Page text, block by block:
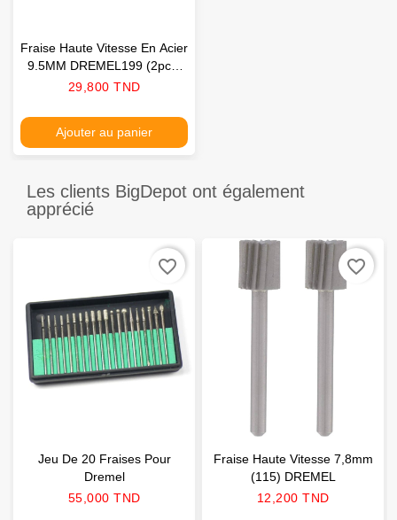
Fraise Haute Vitesse En Acier
9.5MM DREMEL199 (2pcs)
BOSCH
Prix
29,800 TND
Ajouter au panier
Les clients BigDepot ont également
apprécié
Jeu De 20 Fraises Pour
Dremel
Prix
55,000 TND
favorite_border
Fraise Haute Vitesse 7,8mm
(115) DREMEL
Prix
12,200 TND
favorite_border